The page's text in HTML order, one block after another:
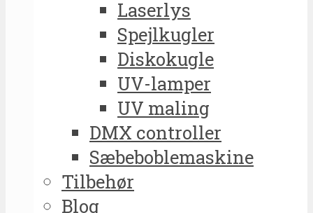
Laserlys
Spejlkugler
Diskokugle
UV-lamper
UV maling
DMX controller
Sæbeboblemaskine
Tilbehør
Blog